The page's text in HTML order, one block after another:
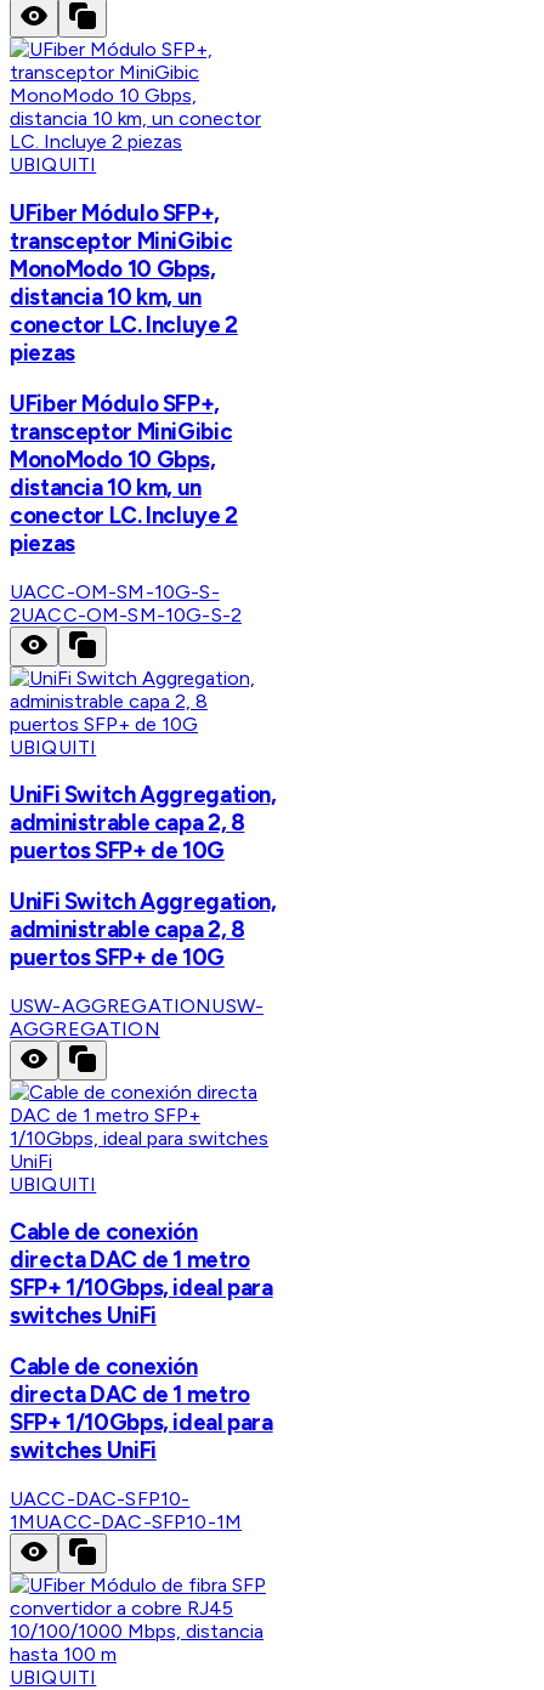
UBIQUITI
UFiber Módulo SFP+,
transceptor MiniGibic
MonoModo 10 Gbps,
distancia 10 km, un
conector LC. Incluye 2
piezas
UFiber Módulo SFP+,
transceptor MiniGibic
MonoModo 10 Gbps,
distancia 10 km, un
conector LC. Incluye 2
piezas
UACC-OM-SM-10G-S-
2UACC-OM-SM-10G-S-2
UBIQUITI
UniFi Switch Aggregation,
administrable capa 2, 8
puertos SFP+ de 10G
UniFi Switch Aggregation,
administrable capa 2, 8
puertos SFP+ de 10G
USW-AGGREGATIONUSW-
AGGREGATION
UBIQUITI
Cable de conexión
directa DAC de 1 metro
SFP+ 1/10Gbps, ideal para
switches UniFi
Cable de conexión
directa DAC de 1 metro
SFP+ 1/10Gbps, ideal para
switches UniFi
UACC-DAC-SFP10-
1MUACC-DAC-SFP10-1M
UBIQUITI